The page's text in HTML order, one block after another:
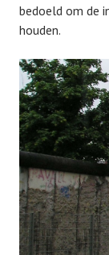
bedoeld om de
houden.